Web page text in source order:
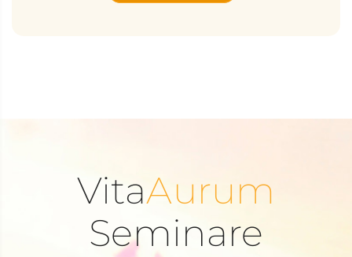
VitaAurum
Seminare